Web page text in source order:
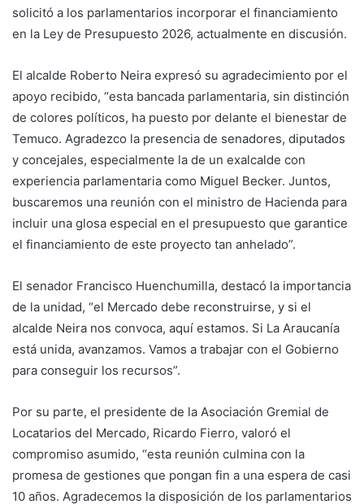
solicitó a los parlamentarios incorporar el financiamiento
en la Ley de Presupuesto 2026, actualmente en discusión.
El alcalde Roberto Neira expresó su agradecimiento por el
apoyo recibido, “esta bancada parlamentaria, sin distinción
de colores políticos, ha puesto por delante el bienestar de
Temuco. Agradezco la presencia de senadores, diputados
y concejales, especialmente la de un exalcalde con
experiencia parlamentaria como Miguel Becker. Juntos,
buscaremos una reunión con el ministro de Hacienda para
incluir una glosa especial en el presupuesto que garantice
el financiamiento de este proyecto tan anhelado”.
El senador Francisco Huenchumilla, destacó la importancia
de la unidad, “el Mercado debe reconstruirse, y si el
alcalde Neira nos convoca, aquí estamos. Si La Araucanía
está unida, avanzamos. Vamos a trabajar con el Gobierno
para conseguir los recursos”.
Por su parte, el presidente de la Asociación Gremial de
Locatarios del Mercado, Ricardo Fierro, valoró el
compromiso asumido, “esta reunión culmina con la
promesa de gestiones que pongan fin a una espera de casi
10 años. Agradecemos la disposición de los parlamentarios